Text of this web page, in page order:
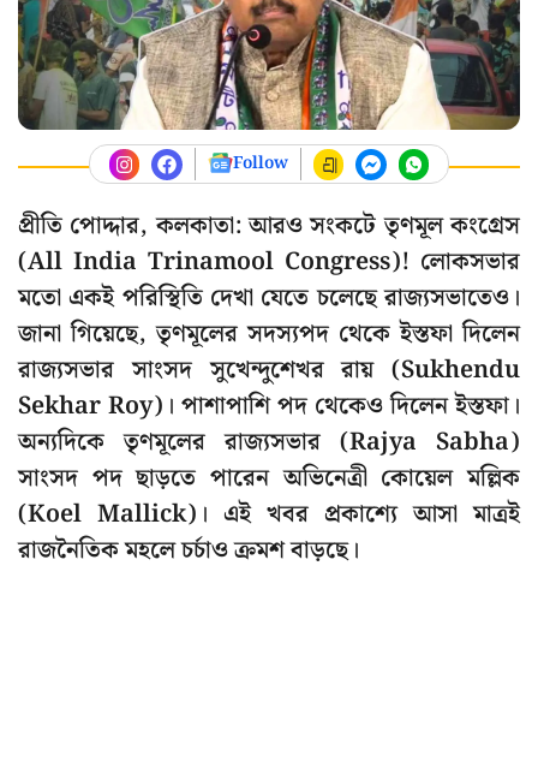
Follow
প্রীতি পোদ্দার, কলকাতা: আরও সংকটে তৃণমূল কংগ্রেস
(All India Trinamool Congress)! লোকসভার
মতো একই পরিস্থিতি দেখা যেতে চলেছে রাজ্যসভাতেও।
জানা গিয়েছে, তৃণমূলের সদস্যপদ থেকে ইস্তফা দিলেন
রাজ্যসভার সাংসদ সুখেন্দুশেখর রায় (Sukhendu
Sekhar Roy)। পাশাপাশি পদ থেকেও দিলেন ইস্তফা।
অন্যদিকেতৃণমূলের রাজ্যসভার (Rajya Sabha)
সাংসদ পদ ছাড়তে পারেন অভিনেত্রী কোয়েল মল্লিক
(Koel Mallick)। এই খবর প্রকাশ্যে আসা মাত্রই
রাজনৈতিক মহলে চর্চাও ক্রমশ বাড়ছে।